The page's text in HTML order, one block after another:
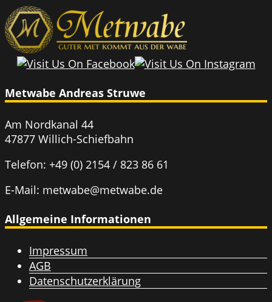
Metwabe Andreas Struwe
Am Nordkanal 44
47877 Willich-Schiefbahn
Telefon: +49 (0) 2154 / 823 86 61
E-Mail: metwabe@metwabe.de
Allgemeine Informationen
Impressum
AGB
Datenschutzerklärung